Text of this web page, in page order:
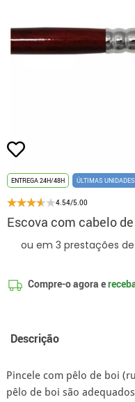
ENTREGA 24H/48H ÚLTIMAS UNIDADES
4.54/5.00
Escova com cabelo
Compre-o agora e
Descrição
Pincele com pêlo de boi
pêlo de boi são